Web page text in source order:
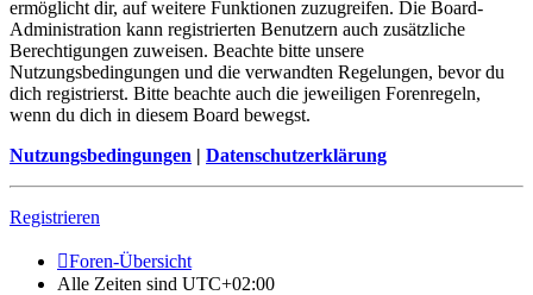
ermöglicht dir, auf weitere Funktionen zuzugreifen. Die Board-
Administration kann registrierten Benutzern auch zusätzliche
Berechtigungen zuweisen. Beachte bitte unsere
Nutzungsbedingungen und die verwandten Regelungen, bevor du
dich registrierst. Bitte beachte auch die jeweiligen Forenregeln,
wenn du dich in diesem Board bewegst.
Nutzungsbedingungen | Datenschutzerklärung
Registrieren
Foren-Übersicht
Alle Zeiten sind UTC+02:00